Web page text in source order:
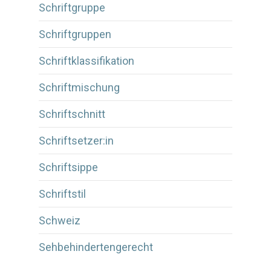
Schriftgruppe
Schriftgruppen
Schriftklassifikation
Schriftmischung
Schriftschnitt
Schriftsetzer:in
Schriftsippe
Schriftstil
Schweiz
Sehbehindertengerecht